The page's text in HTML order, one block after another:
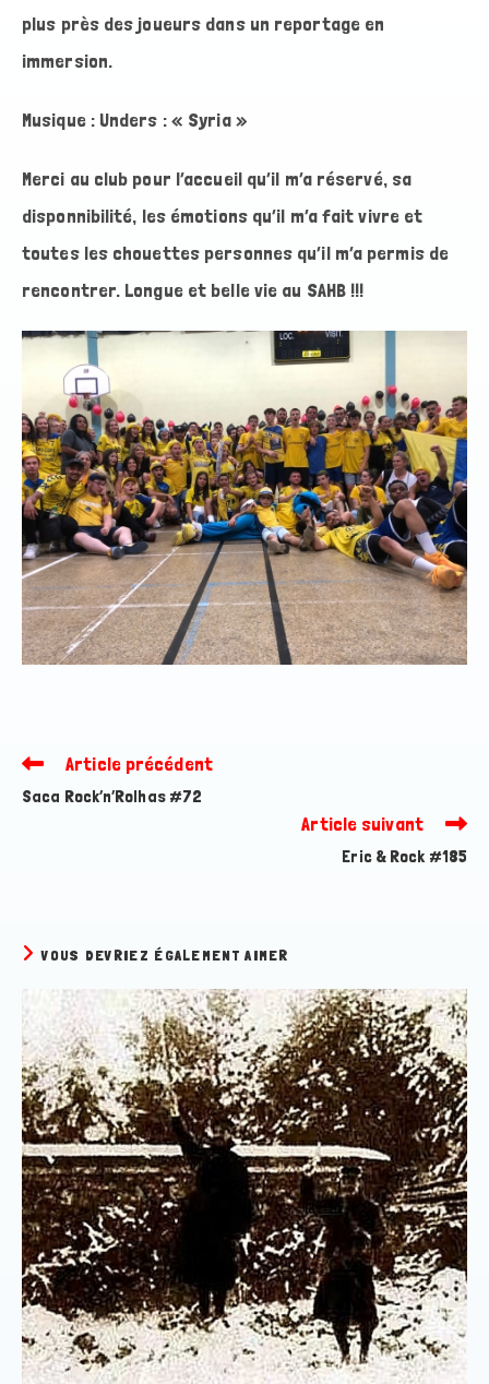
plus près des joueurs dans un reportage en
immersion.
Musique : Unders : « Syria »
Merci au club pour l’accueil qu’il m’a réservé, sa
disponnibilité, les émotions qu’il m’a fait vivre et
toutes les chouettes personnes qu’il m’a permis de
rencontrer. Longue et belle vie au SAHB !!!
Read
articles
Article précédent
Saca Rock’n’Rolhas #72
Article suivant
Eric & Rock #185
VOUS DEVRIEZ ÉGALEMENT AIMER